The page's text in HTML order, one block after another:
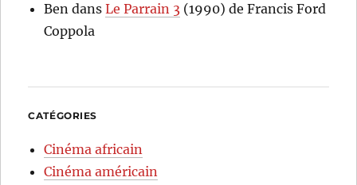
Ben dansLe Parrain 3 (1990) de Francis Ford
Coppola
CATÉGORIES
Cinéma africain
Cinéma américain